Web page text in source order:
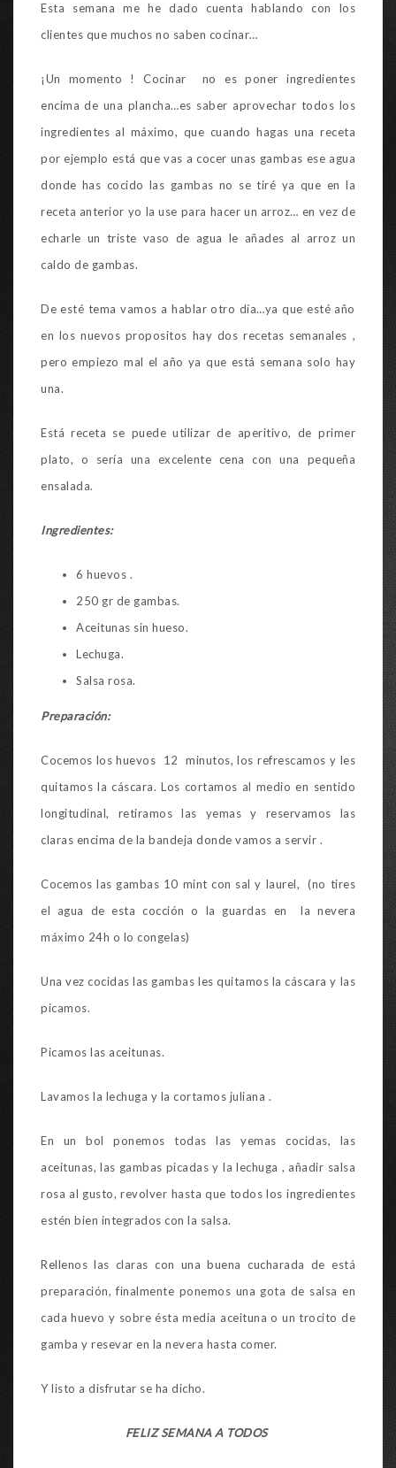
Esta semana me he dado cuenta hablando con los
clientes que muchos no saben cocinar…
¡Un momento ! Cocinar no es poner ingredientes
encima de una plancha…es saber aprovechar todos los
ingredientes al máximo, que cuando hagas una receta
por ejemplo está que vas a cocer unas gambas ese agua
donde has cocido las gambas no se tiré ya que en la
receta anterior yo la use para hacer un arroz… en vez de
echarle un triste vaso de agua le añades al arroz un
caldo de gambas.
De esté tema vamos a hablar otro día…ya que esté año
en los nuevos propositos hay dos recetas semanales ,
pero empiezo mal el año ya que está semana solo hay
una.
Está receta se puede utilizar de aperitivo, de primer
plato, o sería una excelente cena con una pequeña
ensalada.
Ingredientes:
6 huevos .
250 gr de gambas.
Aceitunas sin hueso.
Lechuga.
Salsa rosa.
Preparación:
Cocemos los huevos 12 minutos, los refrescamos y les
quitamos la cáscara. Los cortamos al medio en sentido
longitudinal, retiramos las yemas y reservamos las
claras encima de la bandeja donde vamos a servir .
Cocemos las gambas 10 mint con sal y laurel, (no tires
el agua de esta cocción o la guardas en la nevera
máximo 24h o lo congelas)
Una vez cocidas las gambas les quitamos la cáscara y las
picamos.
Picamos las aceitunas.
Lavamos la lechuga y la cortamos juliana .
En un bol ponemos todas las yemas cocidas, las
aceitunas, las gambas picadas y la lechuga , añadir salsa
rosa al gusto, revolver hasta que todos los ingredientes
estén bien integrados con la salsa.
Rellenos las claras con una buena cucharada de está
preparación, finalmente ponemos una gota de salsa en
cada huevo y sobre ésta media aceituna o un trocito de
gamba y resevar en la nevera hasta comer.
Y listo a disfrutar se ha dicho.
FELIZ SEMANA A TODOS